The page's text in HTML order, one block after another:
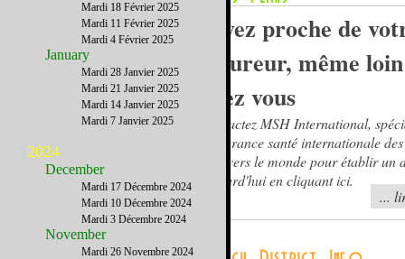
Soyez proche de
assureur, même
chez vous
Contactez MSH International,
l'assurance santé internationale
à travers le monde pour établir un
aujourd'hui en cliquant ici.
...
Mardi 18 Février 2025
Mardi 11 Février 2025
Mardi 4 Février 2025
January
Mardi 28 Janvier 2025
Mardi 21 Janvier 2025
Mardi 14 Janvier 2025
Mardi 7 Janvier 2025
2024
December
Mardi 17 Décembre 2024
Mardi 10 Décembre 2024
Mardi 3 Décembre 2024
November
Mardi 26 Novembre 2024